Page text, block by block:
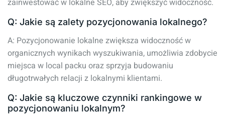
zainwestować w lokalne SEO, aby zwiększyć widoczność.
Q: Jakie są zalety pozycjonowania lokalnego?
A: Pozycjonowanie lokalne zwiększa widoczność w
organicznych wynikach wyszukiwania, umożliwia zdobycie
miejsca w local packu oraz sprzyja budowaniu
długotrwałych relacji z lokalnymi klientami.
Q: Jakie są kluczowe czynniki rankingowe w
pozycjonowaniu lokalnym?